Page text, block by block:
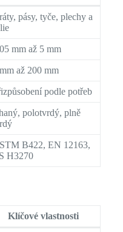
pásy, tyče, plechy a
mm až 5 mm
až 200 mm
podle potřeb
polotvrdý, plně
B422, EN 12163,
H3270
Klíčové vlastnosti